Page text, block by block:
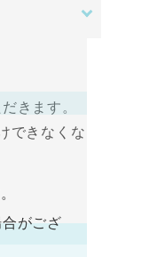
の商品手
がござ
を受け付
きます。
できなくな